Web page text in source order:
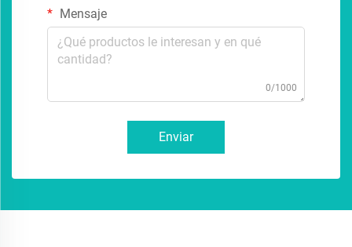
Mensaje
0/1000
Enviar